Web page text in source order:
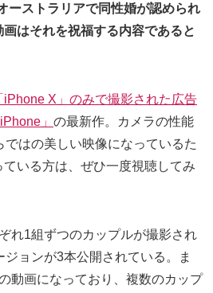
ーストラリアで同性婚が認められ
はそれを祝福する内容であると
iPhone X」のみで撮影された広告
」 の最新作。カメラの性能
はの美しい映像になっているた
いる方は、ぜひ一度視聴してみ
れ1組ずつのカップルが撮影され
ョンが3本公開されている。ま
動画になっており、複数のカップ